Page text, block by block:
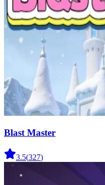
Blast Master
3.5(327)